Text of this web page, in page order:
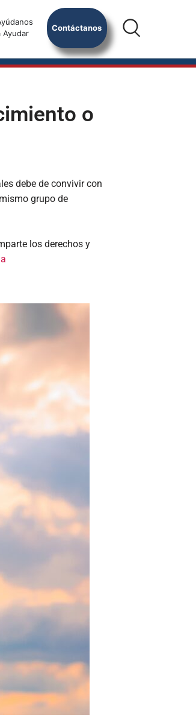
Ayudar
Contáctanos
o
debe de convivir con
grupo de
los derechos y